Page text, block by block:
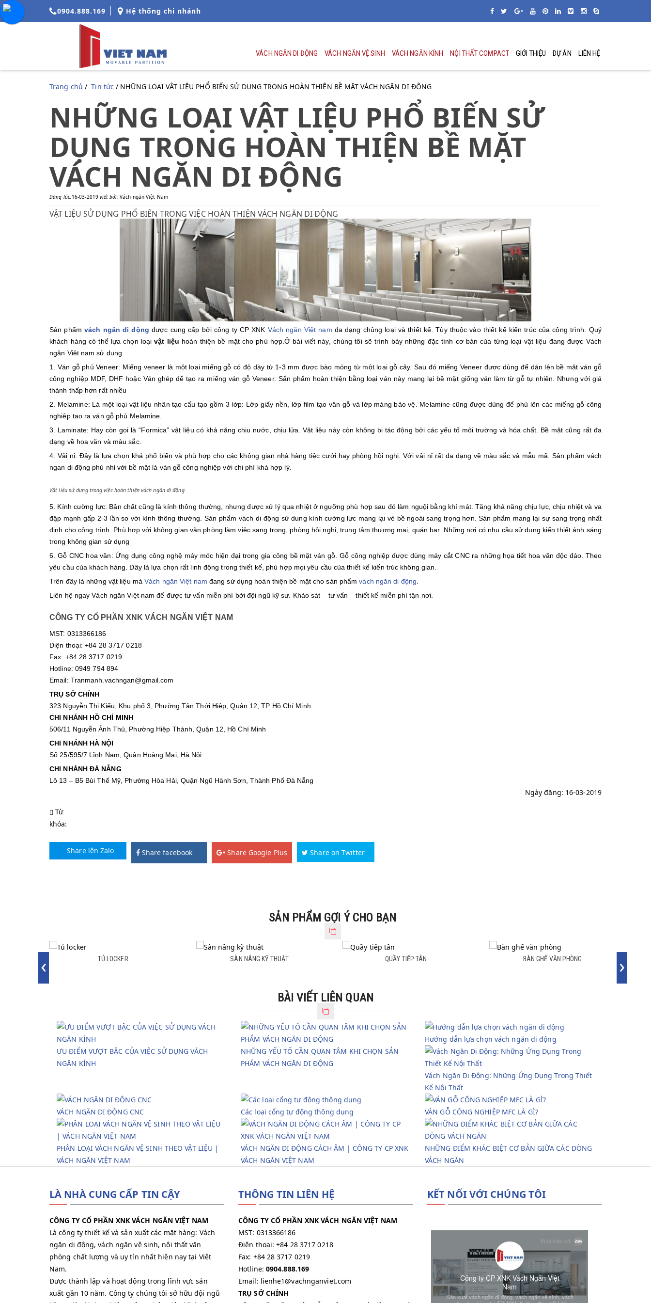
0904.888.169 Hệ thống chi nhánh
VÁCH NGĂN DI ĐỘNG VÁCH NGĂN VỆ SINH VÁCH NGĂN KÍNH NỘI THẤT COMPACT GIỚI THIỆU DỰ ÁN LIÊN HỆ
Trang chủ /Tin tức / NHỮNG LOẠI VẬT LIỆU PHỔ BIẾN SỬ DỤNG TRONG HOÀN THIỆN BỀ MẶT VÁCH NGĂN DI ĐỘNG
NHỮNG LOẠI VẬT LIỆU PHỔ BIẾN SỬ
DỤNG TRONG HOÀN THIỆN BỀ MẶT
VÁCH NGĂN DI ĐỘNG
Đăng lúc:16-03-2019viết bởi:Vách ngăn Việt Nam
VẬT LIỆU SỬ DỤNG PHỔ BIẾN TRONG VIỆC HOÀN THIỆN VÁCH NGĂN DI ĐỘNG
Sản phẩm vách ngăn di động được cung cấp bởi công ty CP XNK Vách ngăn Việt nam đa dạng chủng loại và thiết kế. Tùy thuộc vào thiết kế kiến trúc của công trình. Quý
khách hàng có thể lựa chọn loạivật liệu hoàn thiện bề mặt cho phù hợp.Ở bài viết này, chúng tôi sẽ trình bày những đặc tính cơ bản của từng loại vật liệu đang được Vách
ngăn Việt nam sử dụng
1. Ván gỗ phủ Veneer: Miếng veneer là một loại miếng gỗ có độ dày từ 1-3 mm được bào mỏng từ một loại gỗ cây. Sau đó miếng Veneer được dùng để dán lên bề mặt ván gỗ
công nghiệp MDF, DHF hoặc Ván ghép để tạo ra miếng ván gỗ Veneer. Sẩn phẩm hoàn thiện bằng loại ván này mang lại bề mặt giống ván làm từ gỗ tự nhiên. Nhưng với giá
thành thấp hơn rất nhiều
2. Melamine: Là một loại vật liệu nhân tạo cấu tạo gồm 3 lớp: Lớp giấy nền, lớp film tạo vân gỗ và lớp màng bảo vệ. Melamine cũng được dùng để phủ lên các miếng gỗ công
nghiệp tạo ra ván gỗ phủ Melamine.
3. Laminate: Hay còn gọi là “Formica” vật liệu có khả năng chịu nước, chịu lửa. Vật liệu này còn không bị tác động bởi các yếu tố môi trường và hóa chất. Bề mặt cũng rất đa
dạng về hoa văn và màu sắc.
4. Vải nỉ: Đây là lựa chọn khá phổ biến và phù hợp cho các không gian nhà hàng tiệc cưới hay phòng hồi nghị. Với vải nỉ rất đa dạng về màu sắc và mẫu mã. Sản phẩm vách
ngan di động phủ nhỉ với bề mặt là ván gỗ công nghiệp với chi phí khá hợp lý.
Vật liệu sử dụng trong việc hoàn thiện vách ngăn di động.
5. Kính cường lực: Bản chất cũng là kính thông thường, nhưng được xử lý qua nhiệt ở ngưỡng phù hợp sau đó làm nguội bằng khí mát. Tăng khả năng chịu lực, chịu nhiệt và va
đập mạnh gấp 2-3 lần so với kính thông thường. Sản phẩm vách di động sử dung kính cường lực mang lại vẻ bề ngoài sang trọng hơn. Sản phẩm mang lại sự sang trọng nhất
định cho công trình. Phù hợp với không gian văn phòng làm việc sang trọng, phòng hội nghị, trung tâm thương mại, quán bar. Những nơi có nhu cầu sử dụng kiến thiết ánh sáng
trong không gian sử dụng
6. Gỗ CNC hoa văn: Ứng dụng công nghệ máy móc hiện đại trong gia công bề mặt ván gỗ. Gỗ công nghiệp được dùng máy cắt CNC ra những họa tiết hoa văn độc đáo. Theo
yêu cầu của khách hàng. Đây là lựa chọn rất linh động trong thiết kế, phù hợp mọi yêu cầu của thiết kế kiến trúc không gian.
Trên đây là những vật liệu màVách ngăn Việt nam đang sử dụng hoàn thiện bề mặt cho sản phẩmvách ngăn di động
Liên hệ ngay Vách ngăn Việt nam để được tư vấn miễn phí bởi đội ngũ kỹ sư. Khảo sát – tư vấn – thiết kế miễn phí tận nơi.
CÔNG TY CỔ PHẦN XNK VÁCH NGĂN VIỆT NAM
MST: 0313366186
Điện thoại: +84 28 3717 0218
Fax: +84 28 3717 0219
Hotline: 0949 794 894
Email: Tranmanh.vachngan@gmail.com
TRỤ SỞ CHÍNH
323 Nguyễn Thị Kiểu, Khu phố 3, Phường Tân Thới Hiệp, Quận 12, TP Hồ Chí Minh
CHI NHÁNH HỒ CHÍ MINH
506/11 Nguyễn Ảnh Thủ, Phường Hiệp Thành, Quận 12, Hồ Chí Minh
CHI NHÁNH HÀ NỘI
Số 25/595/7 Lĩnh Nam, Quận Hoàng Mai, Hà Nội
CHI NHÁNH ĐÀ NẴNG
Lô 13 – B5 Bùi Thế Mỹ, Phường Hòa Hải, Quận Ngũ Hành Sơn, Thành Phố Đà Nẵng
Ngày đăng: 16-03-2019
Từ
khóa:
Share lên Zalo Share facebook Share Google Plus Share on Twitter
SẢN PHẨM GỢI Ý CHO BẠN
TỦ LOCKER
SÀN NÂNG KỸ THUẬT
SÀN NÂNG KỸ THUẬT QUẦY TIẾP TÂN
BÀN GHẾ VĂN PHÒNG
BÀN GHẾ VĂN PHÒNG
‹ ›
BÀI VIẾT LIÊN QUAN
ƯU ĐIỂM VƯỢT BẬC CỦA VIỆC SỬ DỤNG VÁCH
NGĂN KÍNH
NHỮNG YẾU TỐ CẦN QUAN TÂM KHI CHỌN SẢN
PHẨM VÁCH NGĂN DI ĐỘNG
Hướng dẫn lựa chọn vách ngăn di động
Vách Ngăn Di Động: Những Ứng Dụng Trong Thiết
Kế Nội Thất
VÁCH NGĂN DI ĐỘNG CNC Các loại cổng tự động thông dụng VÁN GỖ CÔNG NGHIỆP MFC LÀ GÌ?
PHÂN LOẠI VÁCH NGĂN VỆ SINH THEO VẬT LIỆU |
VÁCH NGĂN VIỆT NAM
VÁCH NGĂN DI ĐỘNG CÁCH ÂM | CÔNG TY CP XNK
VÁCH NGĂN VIỆT NAM
NHỮNG ĐIỂM KHÁC BIỆT CƠ BẢN GIỮA CÁC DÒNG
VÁCH NGĂN
LÀ NHÀ CUNG CẤP TIN CẬY
CÔNG TY CỔ PHẦN XNK VÁCH NGĂN VIỆT NAM
Là công ty thiết kế và sản xuất các mặt hàng: Vách
ngăn di động, vách ngăn vệ sinh, nội thất văn
phòng chất lượng và uy tín nhất hiện nay tại Việt
Nam.
Được thành lập và hoạt động trong lĩnh vực sản
xuất gần 10 năm. Công ty chúng tôi sở hữu đội ngũ
THÔNG TIN LIÊN HỆ
CÔNG TY CỔ PHẦN XNK VÁCH NGĂN VIỆT NAM
MST: 0313366186
Điện thoại: +84 28 3717 0218
Fax: +84 28 3717 0219
Hotline: 0904.888.169
Email: lienhe1@vachnganviet.com
TRỤ SỞ CHÍNH
KẾT NỐI VỚI CHÚNG TÔI